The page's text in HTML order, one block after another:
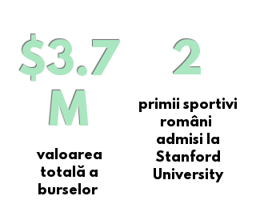
$3.7
M
valoarea
totală a
burselor
2
primii sportivi
români
admisi la
Stanford
University